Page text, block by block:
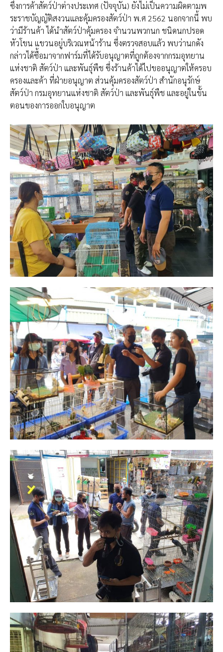
ซึ่งการค้าสัตว์ป่าต่างประเทศ (ปัจจุบัน) ยังไม่เป็นความผิดตามพ
ระราชบัญญัติสงวนและคุ้มครองสัตว์ป่า พ.ศ 2562 นอกจากนี้ พบ
ว่ามีร้านค้า ได้นำสัตว์ป่าคุ้มครอง จำนวนพวกนก ชนิดนกปรอด
หัวโขน แขวนอยู่บริเวณหน้าร้าน ซึ่งตรวจสอบแล้ว พบว่านกดัง
กล่าวได้ซื้อมาจากฟาร์มที่ได้รับอนุญาตที่ถูกต้องจากกรมอุทยาน
แห่งชาติ สัตว์ป่า และพันธุ์พืช ซึ่งร้านค้าได้ไปขออนุญาตให้ครอบ
ครองและค้า ที่ฝ่ายอนุญาต ส่วนคุ้มครองสัตว์ป่า สำนักอนุรักษ์
สัตว์ป่า กรมอุทยานแห่งชาติ สัตว์ป่า และพันธุ์พืช และอยู่ในขั้น
ตอนของการออกใบอนุญาต